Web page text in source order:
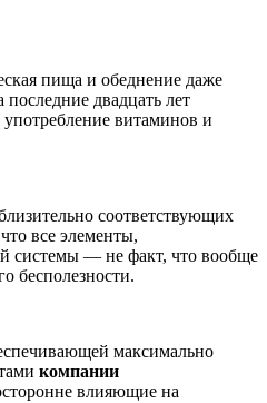
пища и обеднение даже
двадцать лет
витаминов и
соответствующих
все элементы,
системы — не факт, что вообще
бесполезности.
максимально
компании
влияющие на